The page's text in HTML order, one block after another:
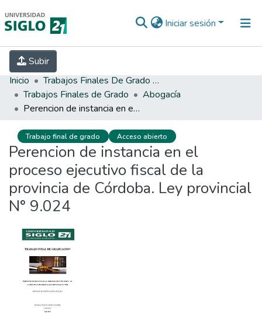
Iniciar sesión
Subir
INICIO EBOOK21
INVESTIGACIÓN
Inicio
Trabajos Finales De Grado Y Posgrado
Trabajos Finales de Grado
Abogacía
Perencion de instancia en el proceso ejecutivo fiscal de la provincia de Córdoba. Ley provincial N° 9.024
Trabajo final de grado Acceso abierto
Perencion de instancia en el
proceso ejecutivo fiscal de la
provincia de Córdoba. Ley provincial
N° 9.024